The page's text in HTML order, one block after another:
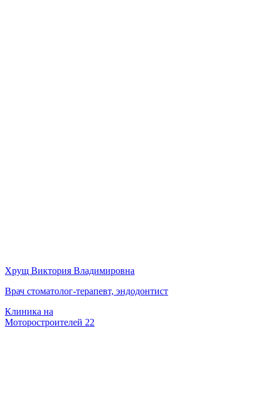
Хрущ Виктория Владимировна
Врач стоматолог-терапевт, эндодонтист
Клиника на
Моторостроителей 22